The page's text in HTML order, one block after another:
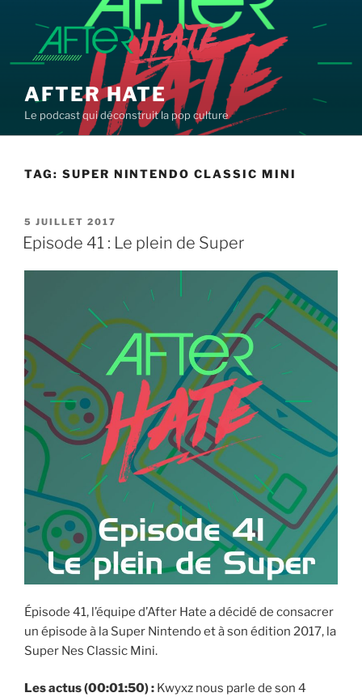
contenu
principal
AFTER HATE
Le podcast qui déconstruit la pop culture
TAG: SUPER NINTENDO CLASSIC MINI
PUBLIÉ
LE
5 JUILLET 2017
Episode 41 : Le plein de Super
Épisode 41, l’équipe d’After Hate a décidé de consacrer
un épisode à la Super Nintendo et à son édition 2017, la
Super Nes Classic Mini.
Les actus (00:01:50) : Kwyxz nous parle de son 4